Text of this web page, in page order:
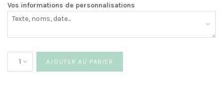
Vos informations de personnalisations
AJOUTER AU PANIER